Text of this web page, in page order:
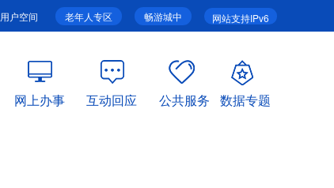
网站支持IPv6
畅游城中
老年人专区
用户空间
网上办事 互动回应 公共服务 数据专题